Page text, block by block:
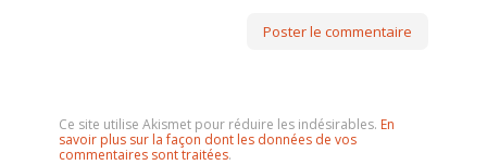
Ce site utilise Akismet pour réduire les indésirables. En
savoir plus sur la façon dont les données de vos
commentaires sont traitées.